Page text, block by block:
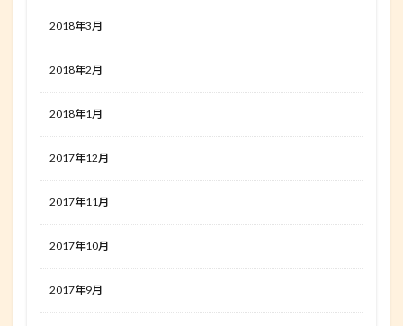
2018年3月
2018年2月
2018年1月
2017年12月
2017年11月
2017年10月
2017年9月